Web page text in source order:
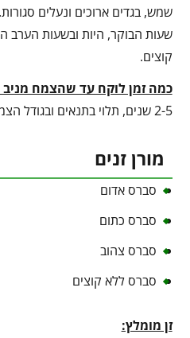
שמש, בגדים ארוכים ונעלים
שעות הבוקר, היות ובשעות הערב
קוצים.
כמה זמן לוקח עד שהצמח מניב
2-5 שנים, תלוי בתנאים ובגודל הצמח
מורן זנים
סברס אדום
סברס כתום
סברס צהוב
סברס ללא קוצים
זן מומלץ: